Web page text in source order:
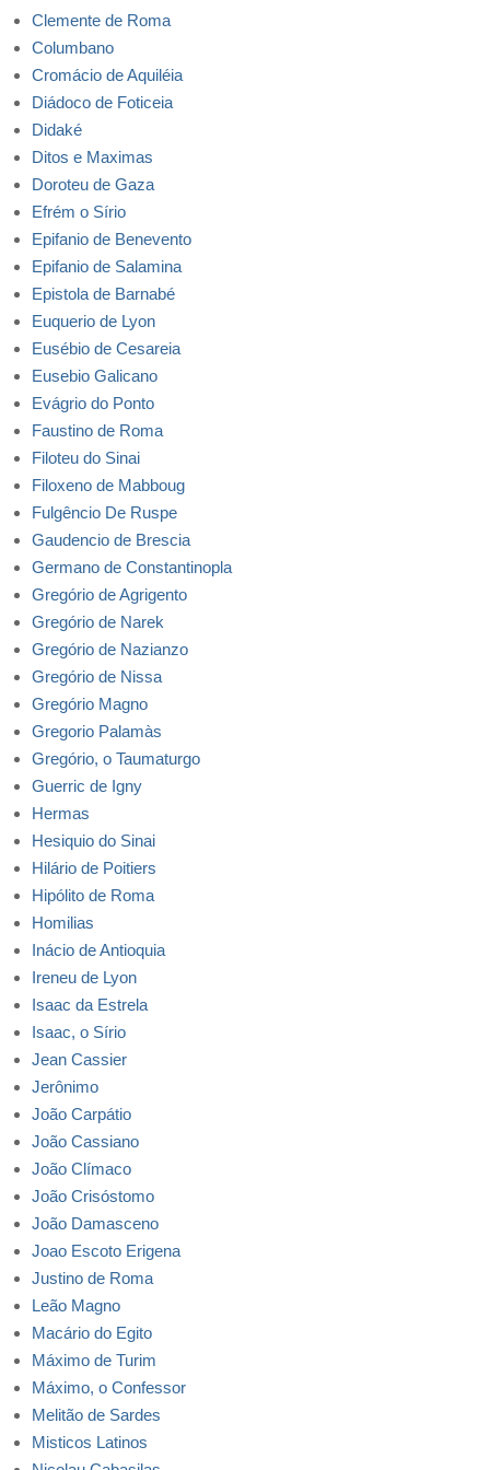
Clemente de Roma
Columbano
Cromácio de Aquiléia
Diádoco de Foticeia
Didaké
Ditos e Maximas
Doroteu de Gaza
Efrém o Sírio
Epifanio de Benevento
Epifanio de Salamina
Epistola de Barnabé
Euquerio de Lyon
Eusébio de Cesareia
Eusebio Galicano
Evágrio do Ponto
Faustino de Roma
Filoteu do Sinai
Filoxeno de Mabboug
Fulgêncio De Ruspe
Gaudencio de Brescia
Germano de Constantinopla
Gregório de Agrigento
Gregório de Narek
Gregório de Nazianzo
Gregório de Nissa
Gregório Magno
Gregorio Palamàs
Gregório, o Taumaturgo
Guerric de Igny
Hermas
Hesiquio do Sinai
Hilário de Poitiers
Hipólito de Roma
Homilias
Inácio de Antioquia
Ireneu de Lyon
Isaac da Estrela
Isaac, o Sírio
Jean Cassier
Jerônimo
João Carpátio
João Cassiano
João Clímaco
João Crisóstomo
João Damasceno
Joao Escoto Erigena
Justino de Roma
Leão Magno
Macário do Egito
Máximo de Turim
Máximo, o Confessor
Melitão de Sardes
Misticos Latinos